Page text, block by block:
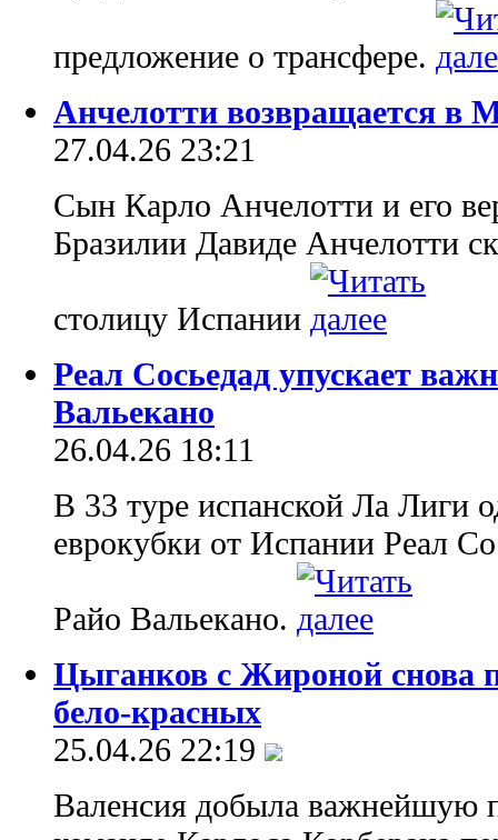
предложение о трансфере.
Анчелотти возвращается в
27.04.26 23:21
Сын Карло Анчелотти и его
Бразилии Давиде Анчелотти
столицу Испании
Реал Сосьедад упускает
Вальекано
26.04.26 18:11
В 33 туре испанской Ла Лиги
еврокубки от Испании Реал
Райо Вальекано.
Цыганков с Жироной снова
бело-красных
25.04.26 22:19
Валенсия добыла важнейшую